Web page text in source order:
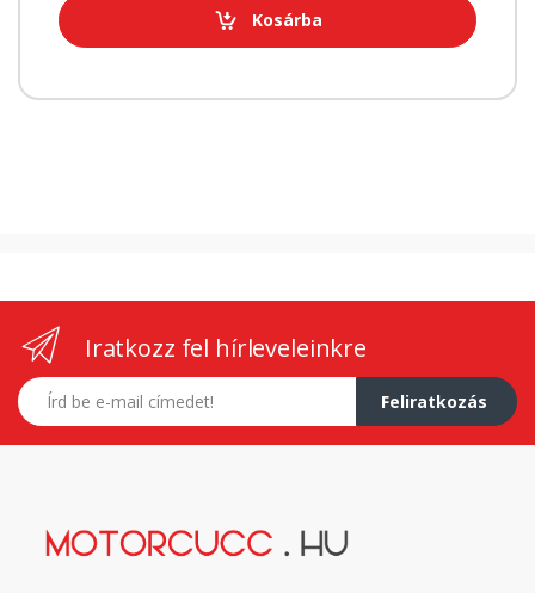
Kosárba
Iratkozz fel hírleveleinkre
E-mail címed
Feliratkozás